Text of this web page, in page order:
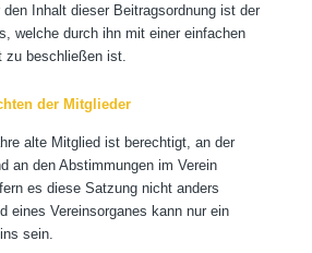
Inhalt dieser Beitragsordnung ist der
welche durch ihn mit einer einfachen
zu beschließen ist.
der Mitglieder
alte Mitglied ist berechtigt, an der
an den Abstimmungen im Verein
es diese Satzung nicht anders
eines Vereinsorganes kann nur ein
sein.